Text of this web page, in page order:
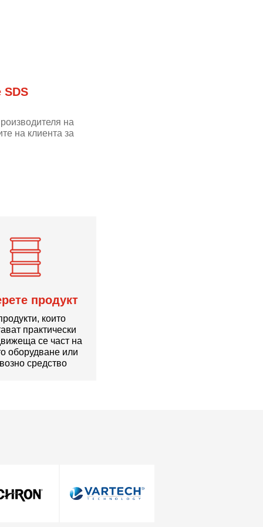
SDS
на
на клиента за
продукт
които
практически
се част на
оборудване или
средство